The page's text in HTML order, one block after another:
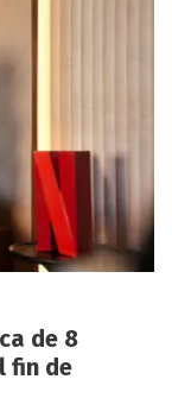
de 8
fin de